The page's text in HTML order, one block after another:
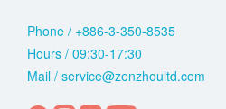
Phone / +886-3-350-8535
Hours / 09:30-17:30
Mail / service@zenzhoultd.com